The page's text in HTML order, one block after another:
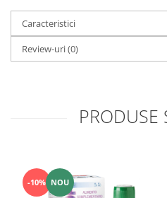
Caracteristici
Review-uri(0)
PRODUSE
-10% NOU